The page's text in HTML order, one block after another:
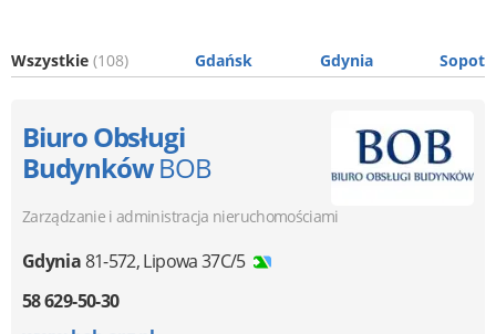
Wszystkie (108) Gdańsk Gdynia Sopot
Biuro Obsługi
BudynkówBOB
Zarządzanie i administracja nieruchomościami
Gdynia81-572,Lipowa 37C/5
58 629-50-30